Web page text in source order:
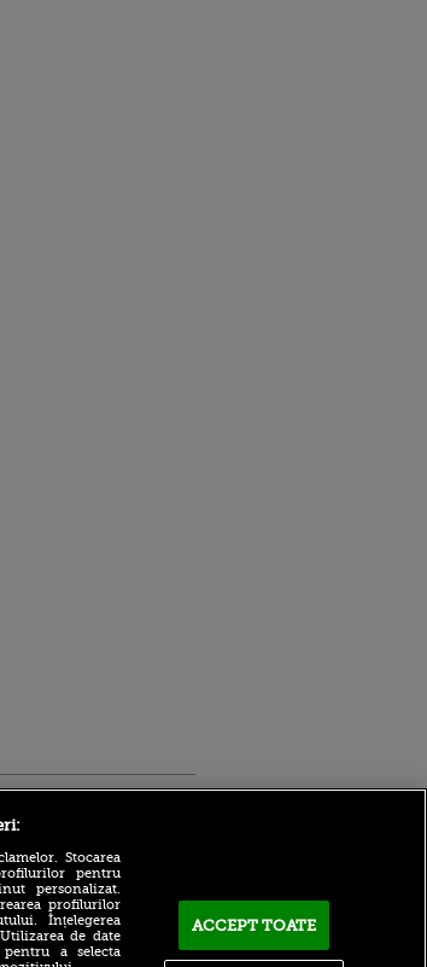
mutare-șoc la
Stocarea
pentru
personalizat.
profilurilor
Înțelegerea
de date
a selecta
ACCEPT TOATE